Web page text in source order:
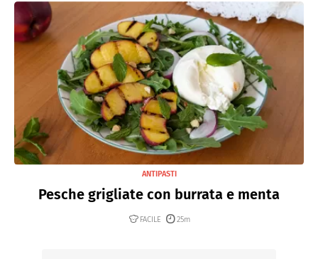
ANTIPASTI
Pesche grigliate con burrata e menta
FACILE 25m